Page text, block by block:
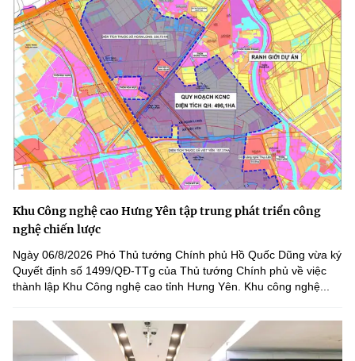
Khu Công nghệ cao Hưng Yên tập trung phát triển công
nghệ chiến lược
Ngày 06/8/2026 Phó Thủ tướng Chính phủ Hồ Quốc Dũng vừa ký
Quyết định số 1499/QĐ-TTg của Thủ tướng Chính phủ về việc
thành lập Khu Công nghệ cao tỉnh Hưng Yên. Khu công nghệ...